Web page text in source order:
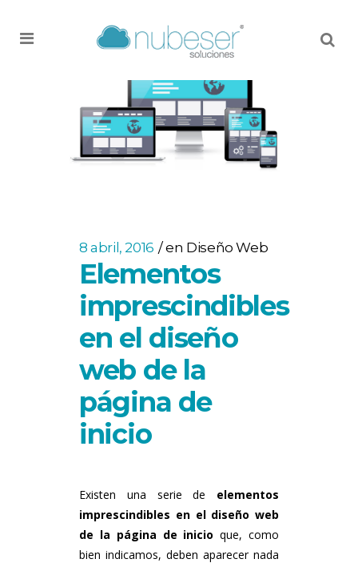
8 abril, 2016 en Diseño Web
Elementos
imprescindibles
en el diseño
web de la
página de
inicio
Existen una serie de elementos
imprescindibles en el diseño web
de la página de inicioque, como
bien indicamos, deben aparecer nada